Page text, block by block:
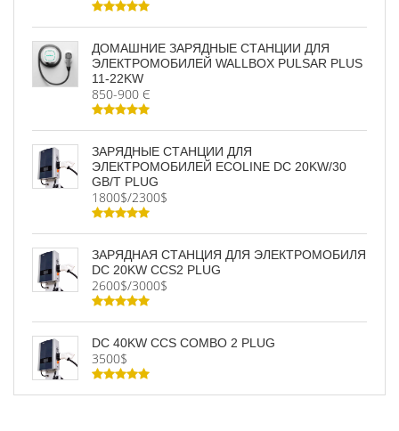
ДОМАШНИЕ ЗАРЯДНЫЕ СТАНЦИИ ДЛЯ
ЭЛЕКТРОМОБИЛЕЙ WALLBOX PULSAR PLUS
11-22KW
850-900 Є
ЗАРЯДНЫЕ СТАНЦИИ ДЛЯ
ЭЛЕКТРОМОБИЛЕЙ ECOLINE DC 20KW/30
GB/T PLUG
1800$/2300$
ЗАРЯДНАЯ СТАНЦИЯ ДЛЯ ЭЛЕКТРОМОБИЛЯ
DC 20KW CCS2 PLUG
2600$/3000$
DC 40KW CCS COMBO 2 PLUG
3500$